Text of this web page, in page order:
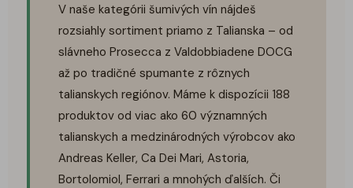
V naše kategórii šumivých vín nájdeš
rozsiahly sortiment priamo z Talianska – od
slávneho Prosecca z Valdobbiadene DOCG
až po tradičné spumante z rôznych
talianskych regiónov. Máme k dispozícii 188
produktov od viac ako 60 významných
talianskych a medzinárodných výrobcov ako
Andreas Keller, Ca Dei Mari, Astoria,
Bortolomiol, Ferrari a mnohých ďalších. Či